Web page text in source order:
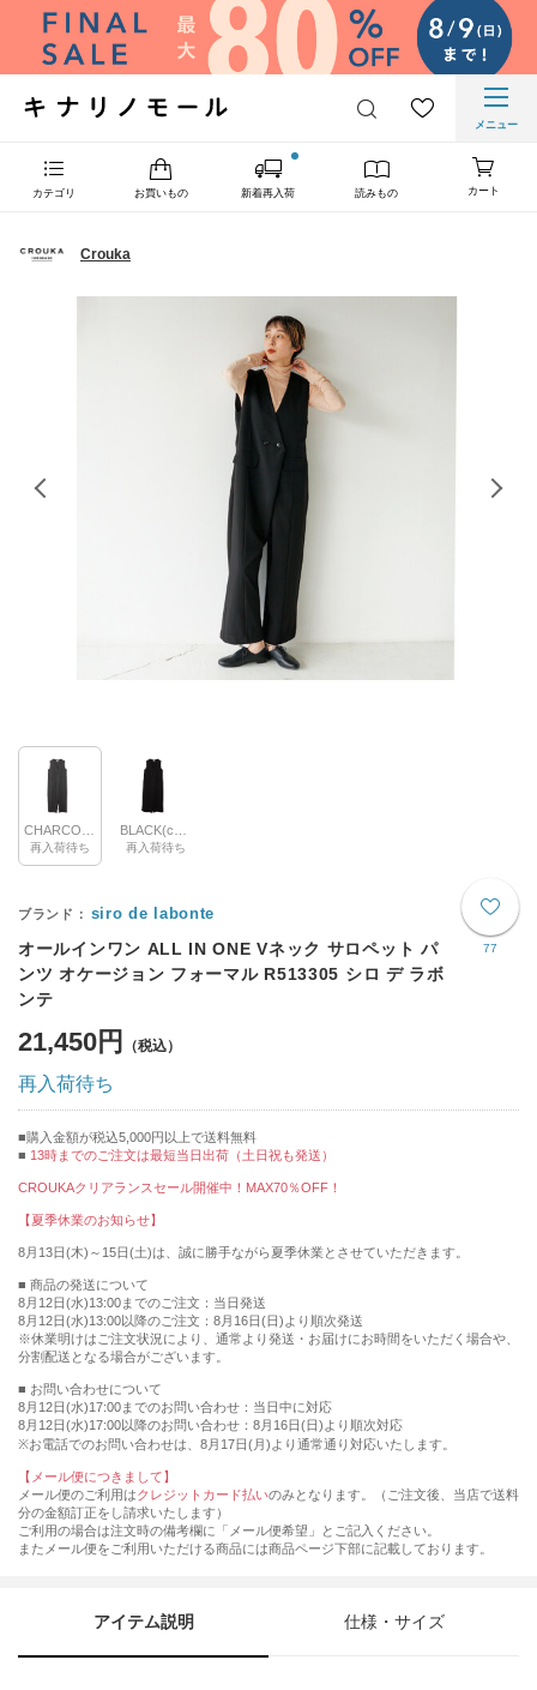
メニュー
カテゴリ お買いもの 新着再入荷 読みもの カート
Crouka
再入荷待ち 再入荷待ち
77
siro de labonte
オールインワン ALL IN ONE Vネック サロペット パ
ンツ オケージョン フォーマル R513305 シロ デ ラボ
ンテ
21,450円
再入荷待ち
購入金額が税込5,000円以上で送料無料
13時までのご注文は最短当日出荷（土日祝も発送）
CROUKAクリアランスセール開催中！MAX70％OFF！
【夏季休業のお知らせ】
8月13日(木)～15日(土)は、誠に勝手ながら夏季休業とさせていただきます。
■ 商品の発送について
8月12日(水)13:00までのご注文：当日発送
8月12日(水)13:00以降のご注文：8月16日(日)より順次発送
※休業明けはご注文状況により、通常より発送・お届けにお時間をいただく場合や、
分割配送となる場合がございます。
■ お問い合わせについて
8月12日(水)17:00までのお問い合わせ：当日中に対応
8月12日(水)17:00以降のお問い合わせ：8月16日(日)より順次対応
※お電話でのお問い合わせは、8月17日(月)より通常通り対応いたします。
【メール便につきまして】
メール便のご利用はクレジットカード払いのみとなります。（ご注文後、当店で送料
分の金額訂正をし請求いたします）
ご利用の場合は注文時の備考欄に「メール便希望」とご記入ください。
またメール便をご利用いただける商品には商品ページ下部に記載しております。
アイテム説明 仕様・サイズ